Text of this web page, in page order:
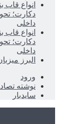
انواع قاب
دکارت؛
داخلی
انواع قاب
دکارت؛
داخلی
البرز
ورود
نوشته
سایدبار